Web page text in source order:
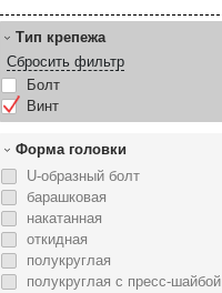
Тип крепежа
Сбросить фильтр
Болт
Винт
Форма головки
U-образный болт
барашковая
накатанная
откидная
полукруглая
полукруглая с пресс-шайбой